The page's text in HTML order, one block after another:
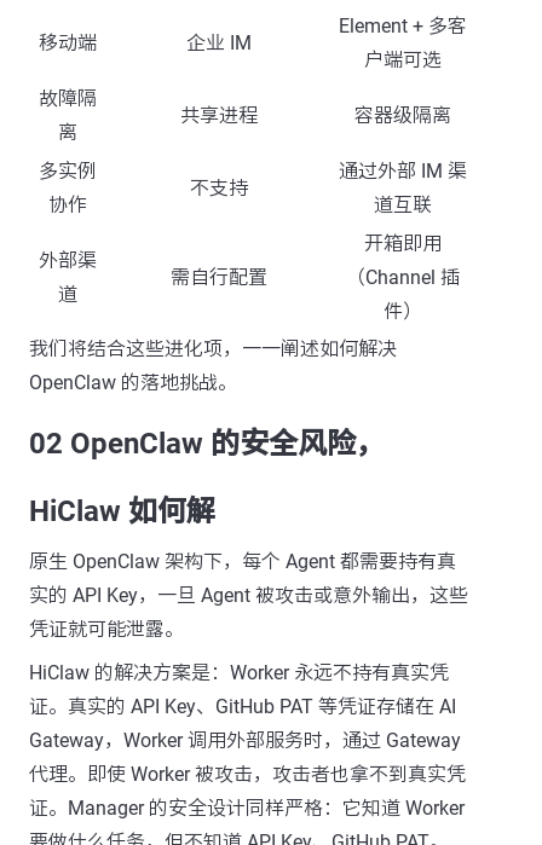
移动端 企业 IM
Element + 多客
户端可选
故障隔
离
共享进程 容器级隔离
多实例
协作
不支持
通过外部 IM 渠
道互联
外部渠
道
需自行配置
开箱即用
（Channel 插
件）
我们将结合这些进化项，一一阐述如何解决
OpenClaw 的落地挑战。
02 OpenClaw 的安全风险，
HiClaw 如何解
原生 OpenClaw 架构下，每个 Agent 都需要持有真
实的 API Key，一旦 Agent 被攻击或意外输出，这些
凭证就可能泄露。
HiClaw 的解决方案是：Worker 永远不持有真实凭
证。真实的 API Key、GitHub PAT 等凭证存储在 AI
Gateway，Worker 调用外部服务时，通过 Gateway
代理。即使 Worker 被攻击，攻击者也拿不到真实凭
证。Manager 的安全设计同样严格：它知道 Worker